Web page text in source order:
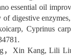
essential oil
of digestive
Cyprinus
， Xin Kang, Lili